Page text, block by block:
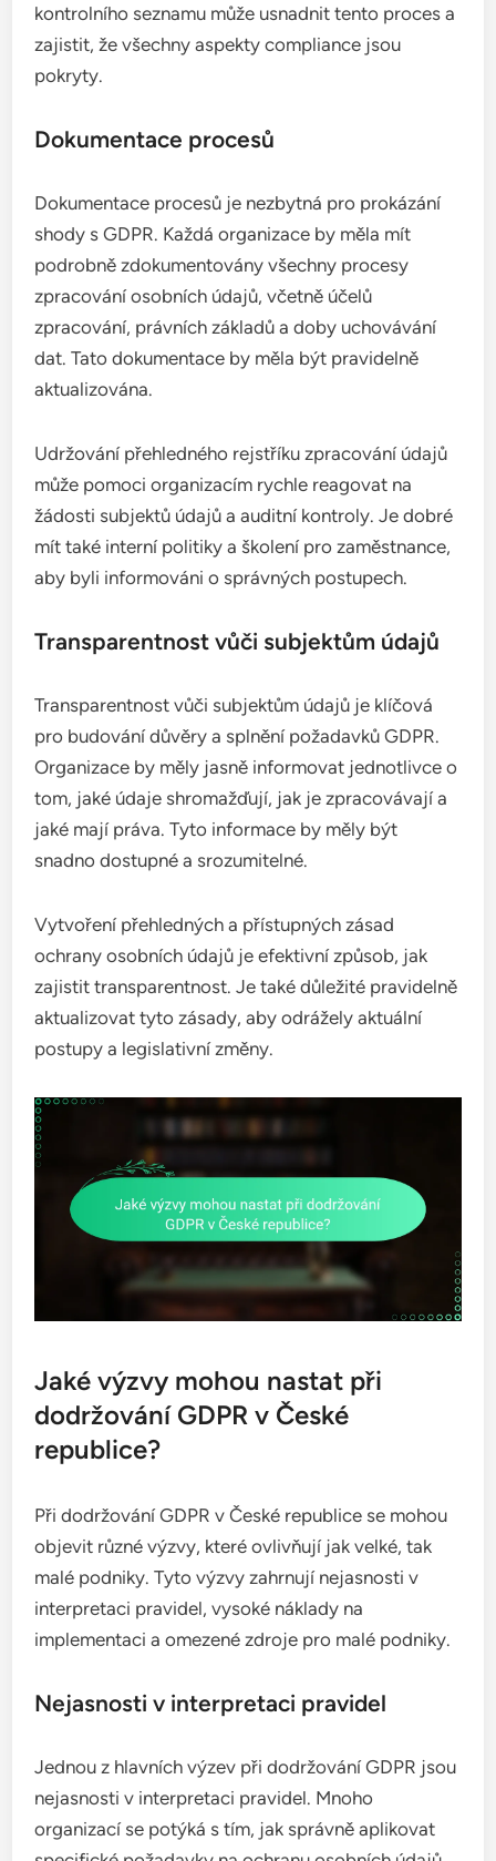
kontrolního seznamu může usnadnit tento proces a
zajistit, že všechny aspekty compliance jsou
pokryty.
Dokumentace procesů
Dokumentace procesů je nezbytná pro prokázání
shody s GDPR. Každá organizace by měla mít
podrobně zdokumentovány všechny procesy
zpracování osobních údajů, včetně účelů
zpracování, právních základů a doby uchovávání
dat. Tato dokumentace by měla být pravidelně
aktualizována.
Udržování přehledného rejstříku zpracování údajů
může pomoci organizacím rychle reagovat na
žádosti subjektů údajů a auditní kontroly. Je dobré
mít také interní politiky a školení pro zaměstnance,
aby byli informováni o správných postupech.
Transparentnost vůči subjektům údajů
Transparentnost vůči subjektům údajů je klíčová
pro budování důvěry a splnění požadavků GDPR.
Organizace by měly jasně informovat jednotlivce o
tom, jaké údaje shromažďují, jak je zpracovávají a
jaké mají práva. Tyto informace by měly být
snadno dostupné a srozumitelné.
Vytvoření přehledných a přístupných zásad
ochrany osobních údajů je efektivní způsob, jak
zajistit transparentnost. Je také důležité pravidelně
aktualizovat tyto zásady, aby odrážely aktuální
postupy a legislativní změny.
Jaké výzvy mohou nastat při
dodržování GDPR v České
republice?
Při dodržování GDPR v České republice se mohou
objevit různé výzvy, které ovlivňují jak velké, tak
malé podniky. Tyto výzvy zahrnují nejasnosti v
interpretaci pravidel, vysoké náklady na
implementaci a omezené zdroje pro malé podniky.
Nejasnosti v interpretaci pravidel
Jednou z hlavních výzev při dodržování GDPR jsou
nejasnosti v interpretaci pravidel. Mnoho
organizací se potýká s tím, jak správně aplikovat